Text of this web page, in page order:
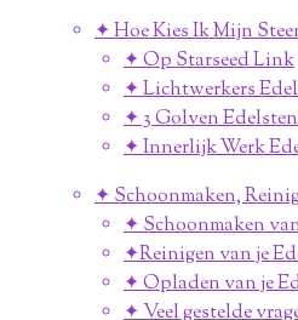
✦ Hoe Kies Ik Mijn
✦ Op Starseed Link
✦ Lichtwerkers
✦ 3 Golven
✦ Innerlijk Werk
✦ Schoonmaken,
✦ Schoonmaken
✦Reinigen van je
✦ Opladen van je
✦ Veel gestelde